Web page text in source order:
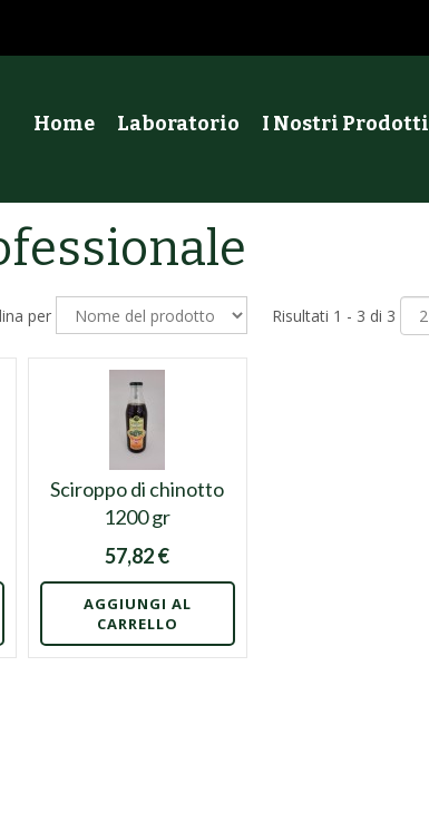
Home Laboratorio I Nostri Prodotti
per Risultati 1 - 3 di 3
Sciroppo di chinotto
1200 gr
57,82 €
AGGIUNGI AL
CARRELLO